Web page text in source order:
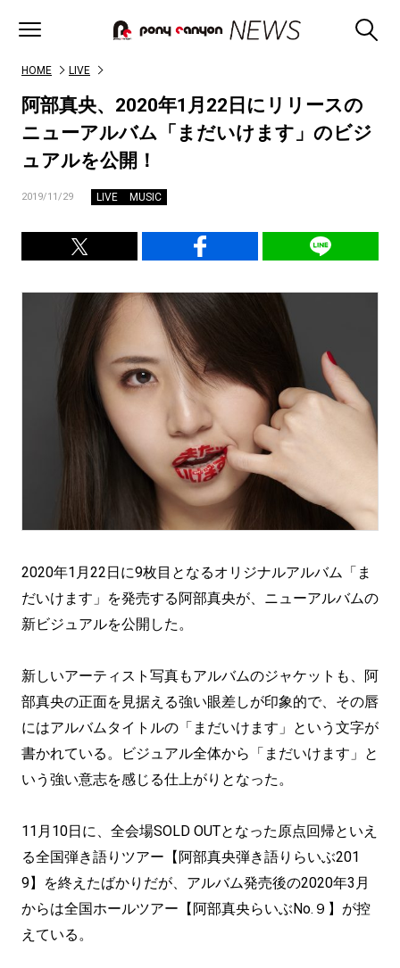
HOME LIVE
阿部真央、2020年1月22日にリリースの
ニューアルバム「まだいけます」のビジ
ュアルを公開！
2019/11/29 LIVE MUSIC
2020年1月22日に9枚目となるオリジナルアルバム「ま
だいけます」を発売する阿部真央が、ニューアルバムの
新ビジュアルを公開した。
新しいアーティスト写真もアルバムのジャケットも、阿
部真央の正面を見据える強い眼差しが印象的で、その唇
にはアルバムタイトルの「まだいけます」という文字が
書かれている。ビジュアル全体から「まだいけます」と
いう強い意志を感じる仕上がりとなった。
11月10日に、全会場SOLD OUTとなった原点回帰といえ
る全国弾き語りツアー【阿部真央弾き語りらいぶ201
9】を終えたばかりだが、アルバム発売後の2020年3月
からは全国ホールツアー【阿部真央らいぶNo.９】が控
えている。